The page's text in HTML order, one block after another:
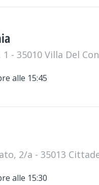
1 - 35010 Villa Del
alle 15:45
2/a - 35013
alle 15:30